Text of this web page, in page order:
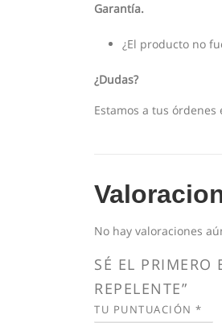
Garantía.
¿El producto no
¿Dudas?
Estamos a tus órdenes
No hay valoraciones
SÉ EL
REPELENTE”
TU PUNTUACIÓN *